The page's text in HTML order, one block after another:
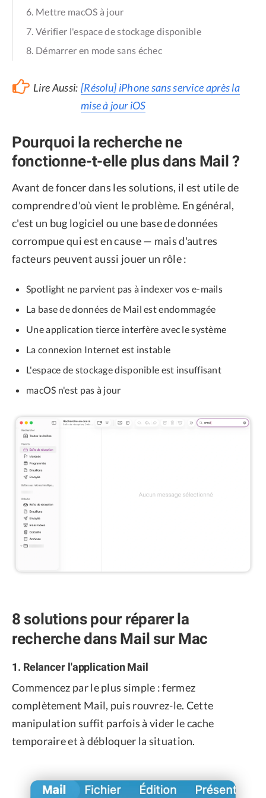
6. Mettre macOS à jour
7. Vérifier l'espace de stockage disponible
8. Démarrer en mode sans échec
Lire Aussi: [Résolu] iPhone sans service après la
mise à jour iOS
Pourquoi la recherche ne
fonctionne-t-elle plus dans Mail ?
Avant de foncer dans les solutions, il est utile de
comprendre d'où vient le problème. En général,
c'est un bug logiciel ou une base de données
corrompue qui est en cause — mais d'autres
facteurs peuvent aussi jouer un rôle :
Spotlight ne parvient pas à indexer vos e-mails
La base de données de Mail est endommagée
Une application tierce interfère avec le système
La connexion Internet est instable
L'espace de stockage disponible est insuffisant
macOS n'est pas à jour
8 solutions pour réparer la
recherche dans Mail sur Mac
1. Relancer l'application Mail
Commencez par le plus simple : fermez
complètement Mail, puis rouvrez-le. Cette
manipulation suffit parfois à vider le cache
temporaire et à débloquer la situation.